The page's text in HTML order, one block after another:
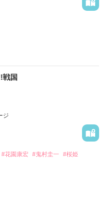
む
）
、牙を向く組織を撲滅する
する。
クション小説。
在の人物・団体・事件等に
戦国
ジ
#花園康宏 #鬼村圭一 #桜姫
たものです。矛盾とかめっ
い。